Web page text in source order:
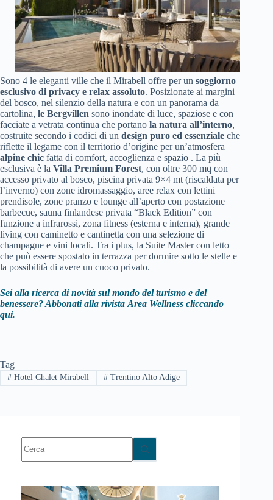
Sono 4 le eleganti ville che il Mirabell offre per un soggiorno
esclusivo di privacy e relax assoluto. Posizionate ai margini
del bosco, nel silenzio della natura e con un panorama da
cartolina, le Bergvillen sono inondate di luce, spaziose e con
facciate a vetrata continua che portano la natura all’interno,
costruite secondo i codici di un design puro ed essenziale che
riflette il legame con il territorio d’origine per un’atmosfera
alpine chic fatta di comfort, accoglienza e spazio . La più
esclusiva è la Villa Premium Forest, con oltre 300 mq con
accesso privato al bosco, piscina privata 9×4 mt (riscaldata per
l’inverno) con zone idromassaggio, aree relax con lettini
prendisole, zone pranzo e lounge all’aperto con postazione
barbecue, sauna finlandese privata “Black Edition” con
funzione a infrarossi, zona fitness (esterna e interna), grande
living con caminetto e cantinetta con una selezione di
champagne e vini locali. Tra i plus, la Suite Master con letto
che può essere spostato in terrazza per dormire sotto le stelle e
la possibilità di avere un cuoco privato.
Sei alla ricerca di novità sul mondo del turismo e del
benessere? Abbonati alla rivista Area Wellness cliccando
qui.
Tag
#Hotel Chalet Mirabell #Trentino Alto Adige
risultato